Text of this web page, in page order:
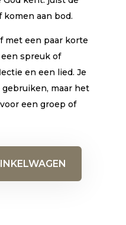
aan bod.
met een paar korte
spreuk of
en een lied. Je
maar het
een groep of